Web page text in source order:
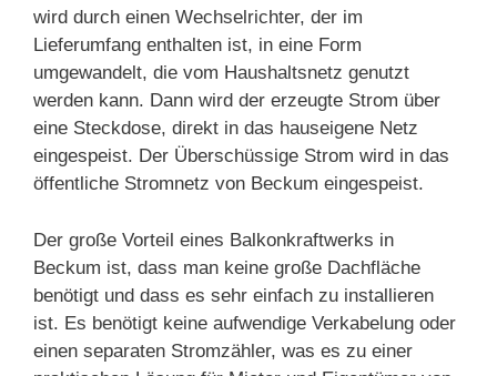
wird durch einen Wechselrichter, der im
Lieferumfang enthalten ist, in eine Form
umgewandelt, die vom Haushaltsnetz genutzt
werden kann. Dann wird der erzeugte Strom über
eine Steckdose, direkt in das hauseigene Netz
eingespeist. Der Überschüssige Strom wird in das
öffentliche Stromnetz von Beckum eingespeist.
Der große Vorteil eines Balkonkraftwerks in
Beckum ist, dass man keine große Dachfläche
benötigt und dass es sehr einfach zu installieren
ist. Es benötigt keine aufwendige Verkabelung oder
einen separaten Stromzähler, was es zu einer